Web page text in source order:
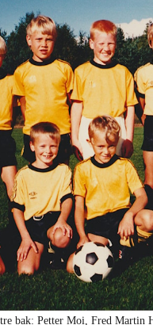
bak: Petter Moi, Fred Martin